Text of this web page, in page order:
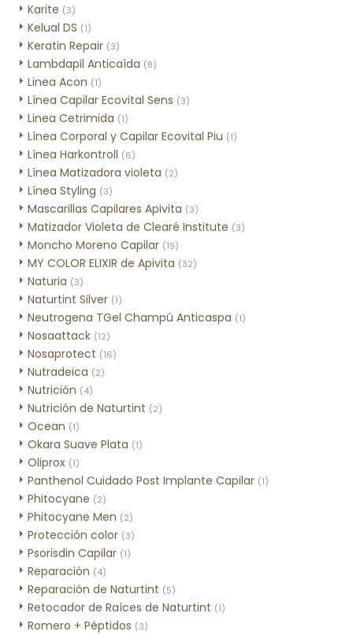
Karite (3)
Kelual DS (1)
Keratin Repair (3)
Lambdapil Anticaída (8)
Linea Acon (1)
Línea Capilar Ecovital Sens (3)
Linea Cetrimida (1)
Línea Corporal y Capilar Ecovital Piu (1)
Línea Harkontroll (6)
Línea Matizadora violeta (2)
Línea Styling (3)
Mascarillas Capilares Apivita (3)
Matizador Violeta de Clearé Institute (3)
Moncho Moreno Capilar (19)
MY COLOR ELIXIR de Apivita (32)
Naturia (3)
Naturtint Silver (1)
Neutrogena TGel Champú Anticaspa (1)
Nosaattack (12)
Nosaprotect (16)
Nutradeica (2)
Nutrición (4)
Nutrición de Naturtint (2)
Ocean (1)
Okara Suave Plata (1)
Oliprox (1)
Panthenol Cuidado Post Implante Capilar (1)
Phitocyane (2)
Phitocyane Men (2)
Protección color (3)
Psorisdin Capilar (1)
Reparación (4)
Reparación de Naturtint (5)
Retocador de Raíces de Naturtint (1)
Romero + Péptidos (3)